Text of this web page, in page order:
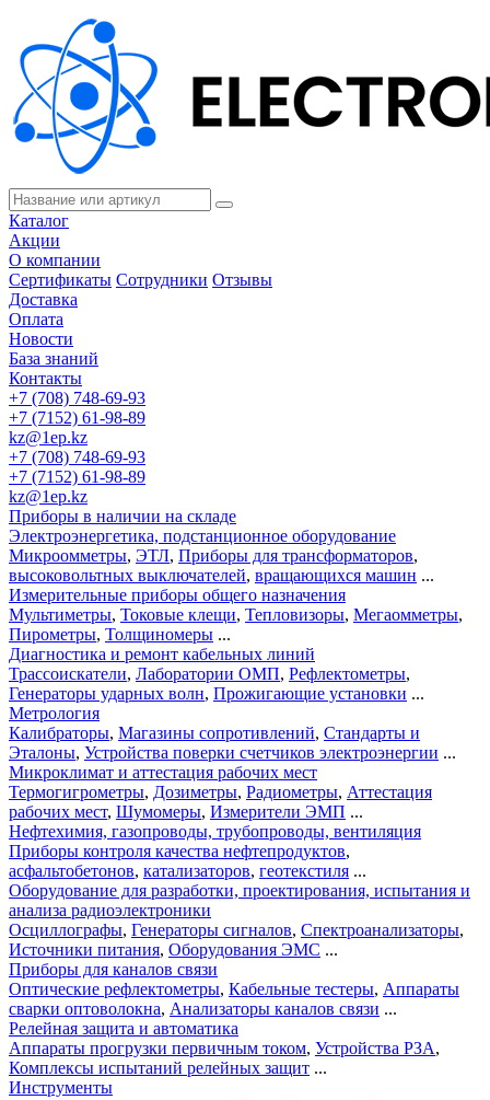
Каталог
Акции
О компании
Сертификаты Сотрудники Отзывы
Доставка
Оплата
Новости
База знаний
Контакты
+7 (708) 748-69-93
+7 (7152) 61-98-89
kz@1ep.kz
+7 (708) 748-69-93
+7 (7152) 61-98-89
kz@1ep.kz
Приборы в наличии на складе
Электроэнергетика, подстанционное оборудование
Микроомметры, ЭТЛ, Приборы для трансформаторов,
высоковольтных выключателей, вращающихся машин ...
Измерительные приборы общего назначения
Мультиметры, Токовые клещи, Тепловизоры, Мегаомметры,
Пирометры, Толщиномеры ...
Диагностика и ремонт кабельных линий
Трассоискатели, Лаборатории ОМП, Рефлектометры,
Генераторы ударных волн, Прожигающие установки ...
Метрология
Калибраторы, Магазины сопротивлений, Стандарты и
Эталоны, Устройства поверки счетчиков электроэнергии ...
Микроклимат и аттестация рабочих мест
Термогигрометры, Дозиметры, Радиометры, Аттестация
рабочих мест, Шумомеры, Измерители ЭМП ...
Нефтехимия, газопроводы, трубопроводы, вентиляция
Приборы контроля качества нефтепродуктов,
асфальтобетонов, катализаторов, геотекстиля ...
Оборудование для разработки, проектирования, испытания и
анализа радиоэлектроники
Осциллографы, Генераторы сигналов, Спектроанализаторы,
Источники питания, Оборудования ЭМС ...
Приборы для каналов связи
Оптические рефлектометры, Кабельные тестеры, Аппараты
сварки оптоволокна, Анализаторы каналов связи ...
Релейная защита и автоматика
Аппараты прогрузки первичным током, Устройства РЗА,
Комплексы испытаний релейных защит ...
Инструменты